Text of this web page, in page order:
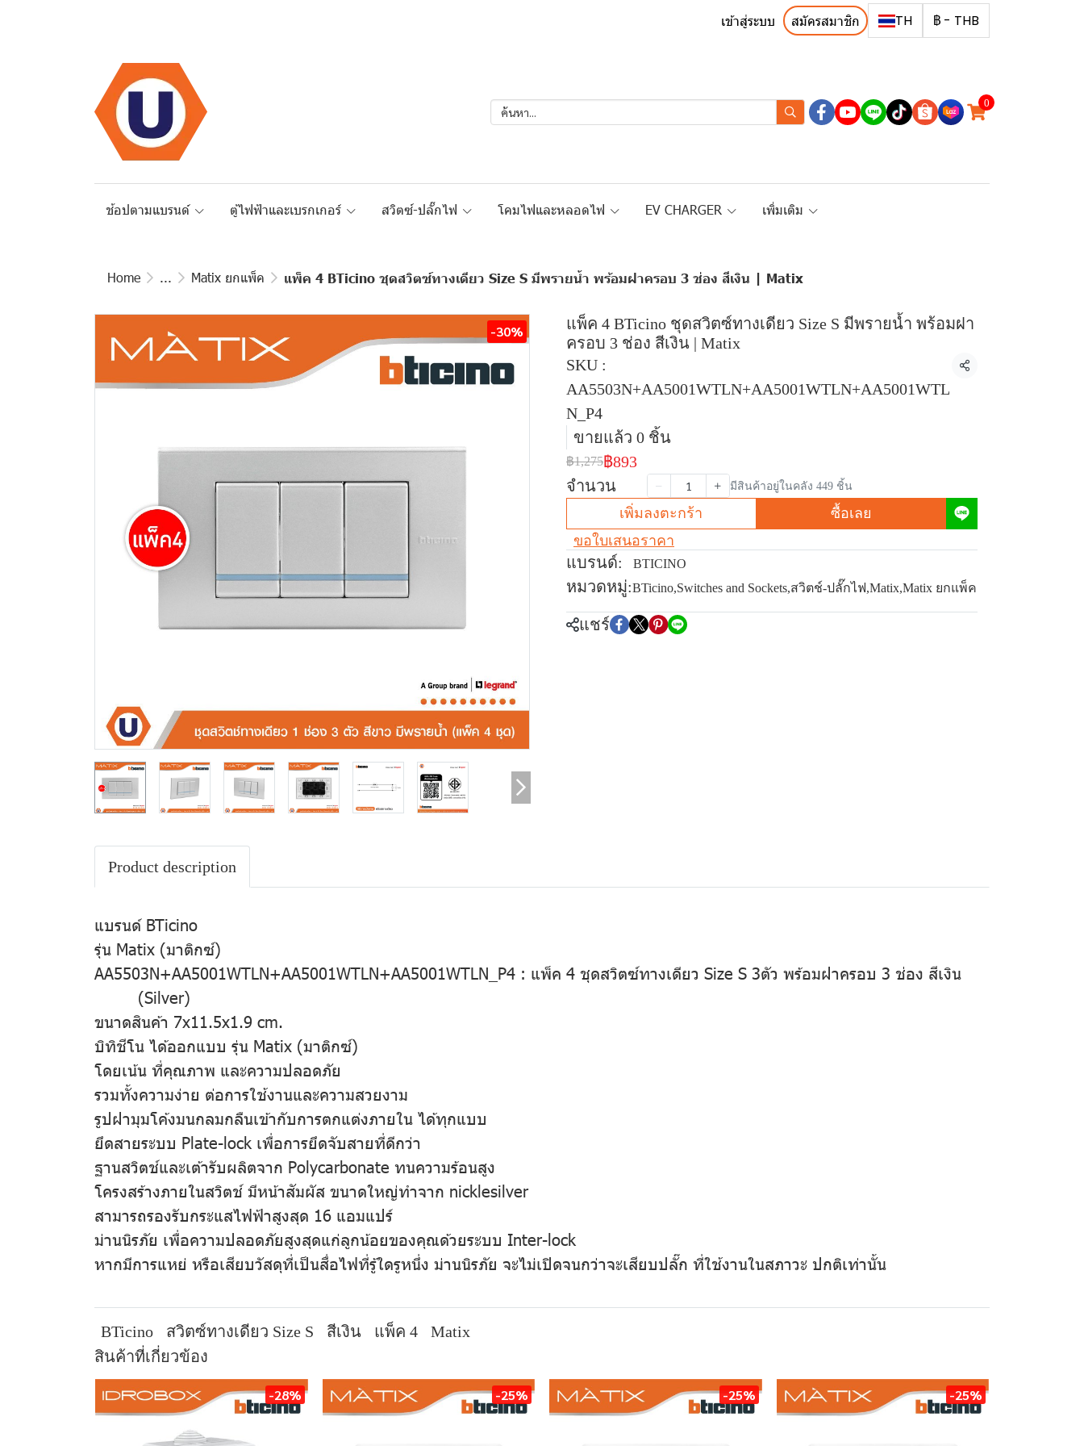
เข้าสู่ระบบ สมัครสมาชิก TH ฿ - THB
0
ช้อปตามแบรนด์ ตู้ไฟฟ้าและเบรกเกอร์ สวิตซ์-ปลั๊กไฟ โคมไฟและหลอดไฟ EV CHARGER เพิ่มเติม
Home ... Matix ยกแพ็ค แพ็ค 4 BTicino ชุดสวิตซ์ทางเดียว Size S มีพรายน้ำ พร้อมฝาครอบ 3 ช่อง สีเงิน | Matix
-30%
แพ็ค 4 BTicino ชุดสวิตซ์ทางเดียว Size S มีพรายน้ำ พร้อมฝา
ครอบ 3 ช่อง สีเงิน | Matix
SKU :
AA5503N+AA5001WTLN+AA5001WTLN+AA5001WTL
N_P4
ขายแล้ว 0 ชิ้น
แชร์
฿1,275฿893
จำนวน
มีสินค้าอยู่ในคลัง 449 ชิ้น
เพิ่มลงตะกร้า
ซื้อเลย
ขอใบเสนอราคา
แบรนด์: BTICINO
หมวดหมู่:BTicino,Switches and Sockets,สวิตช์-ปลั๊กไฟ,Matix,Matix ยกแพ็ค
แชร์
Product description
แบรนด์ BTicino
รุ่น Matix (มาติกซ์)
AA5503N+AA5001WTLN+AA5001WTLN+AA5001WTLN_P4 : แพ็ค 4 ชุดสวิตซ์ทางเดียว Size S 3ตัว พร้อมฝาครอบ 3 ช่อง สีเงิน
(Silver)
ขนาดสินค้า 7x11.5x1.9 cm.
บิทิชีโน ได้ออกแบบ รุ่น Matix (มาติกซ์)
โดยเน้น ที่คุณภาพ และความปลอดภัย
รวมทั้งความง่าย ต่อการใช้งานและความสวยงาม
รูปฝามุมโค้งมนกลมกลืนเข้ากับการตกแต่งภายใน ได้ทุกแบบ
ยึดสายระบบ Plate-lock เพื่อการยึดจับสายที่ดีกว่า
ฐานสวิตช์และเต้ารับผลิตจาก Polycarbonate ทนความร้อนสูง
โครงสร้างภายในสวิตช์ มีหน้าสัมผัส ขนาดใหญ่ทำจาก nicklesilver
สามารถรองรับกระแสไฟฟ้าสูงสุด 16 แอมแปร์
ม่านนิรภัย เพื่อความปลอดภัยสูงสุดแก่ลูกน้อยของคุณด้วยระบบ Inter-lock
หากมีการแหย่ หรือเสียบวัสดุที่เป็นสื่อไฟที่รู้ใดรูหนึ่ง ม่านนิรภัย จะไม่เปิดจนกว่าจะเสียบปลั๊ก ที่ใช้งานในสภาวะ ปกติเท่านั้น
BTicino สวิตซ์ทางเดียว Size S สีเงิน แพ็ค 4
Matix
สินค้าที่เกี่ยวข้อง
-28% -25% -25% -25%